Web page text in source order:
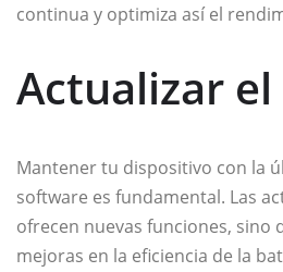
continua y optimiza así el
Actualizar
Mantener tu dispositivo con la
software es fundamental. Las
ofrecen nuevas funciones, sino
mejoras en la eficiencia de la